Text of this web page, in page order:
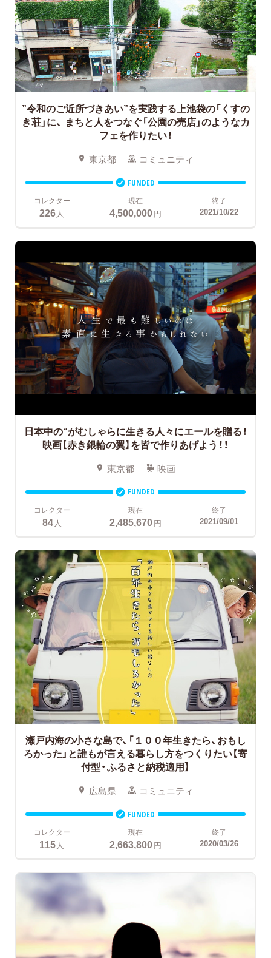
”令和のご近所づきあい”を実践する上池袋の「くすの
き荘」に、 まちと人をつなぐ「公園の売店」のようなカ
フェを作りたい！
東京都 コミュニティ
FUNDED
コレクター
226人
現在
4,500,000円
終了
2021/10/22
日本中の“がむしゃらに生きる人々にエールを贈る！
映画【赤き銀輪の翼】を皆で作りあげよう！！
東京都 映画
FUNDED
コレクター
84 人
現在
2,485,670円
終了
2021/09/01
瀬戸内海の小さな島で、「１００年生きたら、おもし
ろかった」と誰もが言える暮らし方をつくりたい【寄
付型・ふるさと納税適用】
広島県 コミュニティ
FUNDED
コレクター
115人
現在
2,663,800円
終了
2020/03/26